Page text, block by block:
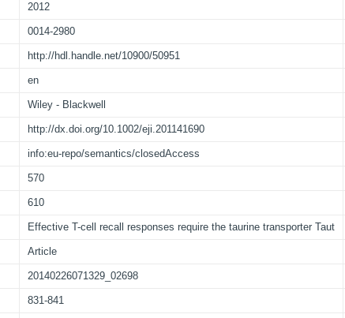
2012
0014-2980
http://hdl.handle.net/10900/50951
en
Wiley - Blackwell
http://dx.doi.org/10.1002/eji.201141690
info:eu-repo/semantics/closedAccess
570
610
Effective T-cell recall responses require the taurine transporter Taut
Article
20140226071329_02698
831-841